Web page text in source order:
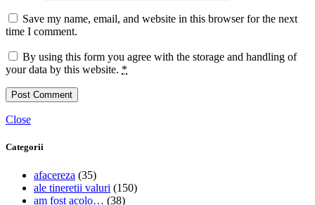
Save my name, email, and website in this browser for the next
time I comment.
By using this form you agree with the storage and handling of
your data by this website. *
Close
Categorii
afacereza (35)
ale tineretii valuri (150)
am fost acolo… (38)